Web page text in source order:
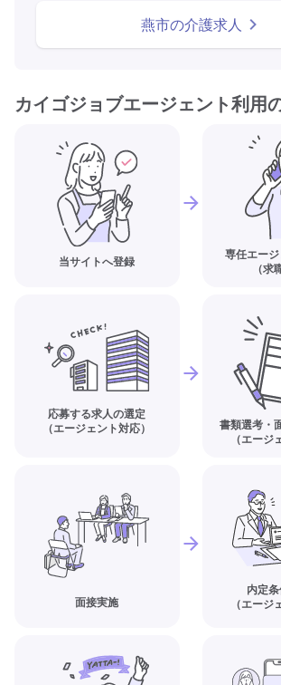
燕市の介護求人
カイゴジョブエージェント利用
当サイトへ登録
専任エー
（求
応募する求人の選定
（エージェント対応）
書類選考・
（エージ
面接実施
内定
（エージ